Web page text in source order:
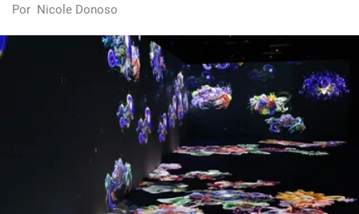
Por Nicole Donoso